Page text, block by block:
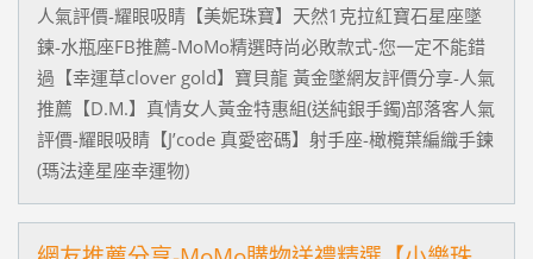
人氣評價-耀眼吸睛【美妮珠寶】天然1克拉紅寶石星座墜
鍊-水瓶座FB推薦-MoMo精選時尚必敗款式-您一定不能錯
過【幸運草clover gold】寶貝龍 黃金墜網友評價分享-人氣
推薦【D.M.】真情女人黃金特惠組(送純銀手鐲)部落客人氣
評價-耀眼吸睛【J’code 真愛密碼】射手座-橄欖葉編織手鍊
(瑪法達星座幸運物)